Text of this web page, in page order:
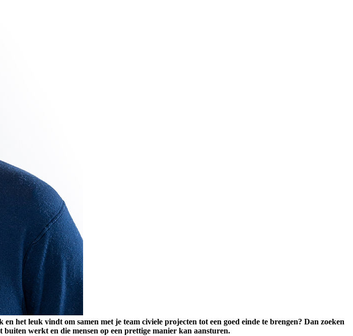
het leuk vindt om samen met je team civiele projecten tot een goed einde te brengen? Dan zoeken
werkt en die mensen op een prettige manier kan aansturen.